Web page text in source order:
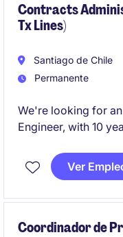
Contracts
Tx Lines)
Santiago de Chile
Permanente
We're looking for
Engineer, with 10
(Substations
responsible of the
Ver
Coordinador de